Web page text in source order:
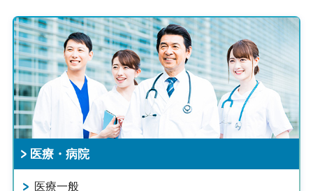
医療・病院
医療一般